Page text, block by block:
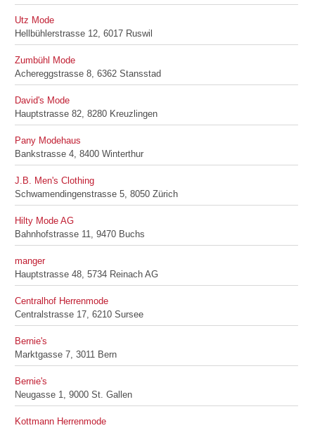
Utz Mode
Hellbühlerstrasse 12, 6017 Ruswil
Zumbühl Mode
Achereggstrasse 8, 6362 Stansstad
David's Mode
Hauptstrasse 82, 8280 Kreuzlingen
Pany Modehaus
Bankstrasse 4, 8400 Winterthur
J.B. Men's Clothing
Schwamendingenstrasse 5, 8050 Zürich
Hilty Mode AG
Bahnhofstrasse 11, 9470 Buchs
manger
Hauptstrasse 48, 5734 Reinach AG
Centralhof Herrenmode
Centralstrasse 17, 6210 Sursee
Bernie's
Marktgasse 7, 3011 Bern
Bernie's
Neugasse 1, 9000 St. Gallen
Kottmann Herrenmode